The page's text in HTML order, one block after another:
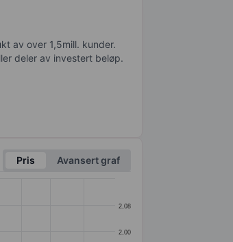
av over 1,5mill. kunder.
deler av investert beløp.
Pris
Avansert graf
2,00
2,08